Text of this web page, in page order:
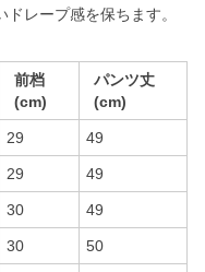
レープ感を保ちます。
前档
(cm)
パンツ丈
(cm)
29 49
29 49
30 49
30 50